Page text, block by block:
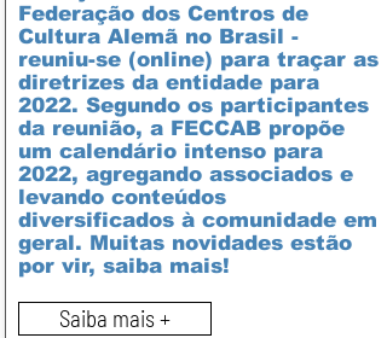
Federação dos Centros de
Cultura Alemã no Brasil -
reuniu-se (online) para traçar as
diretrizes da entidade para
2022. Segundo os participantes
da reunião, a FECCAB propõe
um calendário intenso para
2022, agregando associados e
levando conteúdos
diversificados à comunidade em
geral. Muitas novidades estão
por vir, saiba mais!
Saiba mais +